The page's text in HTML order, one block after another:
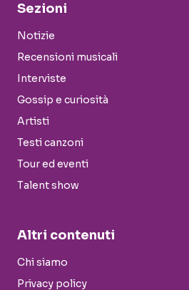
Sezioni
Notizie
Recensioni musicali
Interviste
Gossip e curiosità
Artisti
Testi canzoni
Tour ed eventi
Talent show
Altri contenuti
Chi siamo
Privacy policy